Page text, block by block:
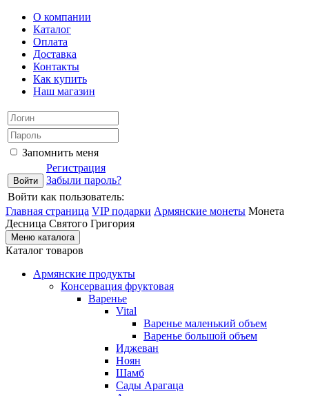
О компании
Каталог
Оплата
Доставка
Контакты
Как купить
Наш магазин
Запомнить меня
Регистрация
Забыли пароль?
Войти как пользователь:
Главная страница VIP подарки Армянские монеты Монета
Десница Святого Григория
Меню каталога
Каталог товаров
Армянские продукты
Консервация фруктовая
Варенье
Vital
Варенье маленький объем
Варенье большой объем
Иджеван
Ноян
Шамб
Сады Арагаца